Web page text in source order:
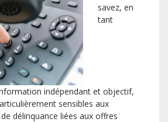
savez, en
tant
indépendant et objectif,
sensibles aux
délinquance liées aux offres